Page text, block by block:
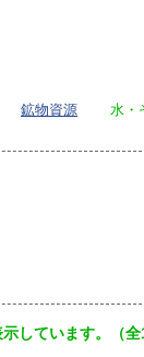
鉱物資源 水・
しています。（全